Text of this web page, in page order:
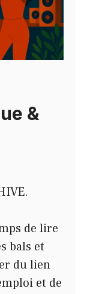
&
de lire
bals et
du lien
et de